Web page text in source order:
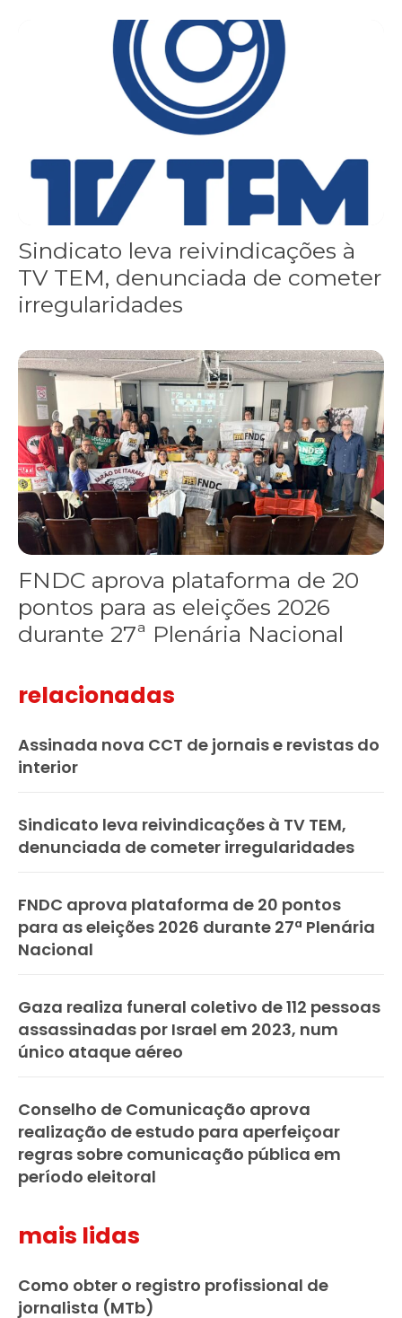
Sindicato leva reivindicações à TV TEM, denunciada de cometer
Sindicato leva reivindicações à
TV TEM, denunciada de cometer
irregularidades
FNDC aprova plataforma de 20 pontos para as eleições 2026
FNDC aprova plataforma de 20
pontos para as eleições 2026
durante 27ª Plenária Nacional
relacionadas
Assinada nova CCT de jornais e revistas do
interior
Sindicato leva reivindicações à TV TEM,
denunciada de cometer irregularidades
FNDC aprova plataforma de 20 pontos
para as eleições 2026 durante 27ª Plenária
Nacional
Gaza realiza funeral coletivo de 112 pessoas
assassinadas por Israel em 2023, num
único ataque aéreo
Conselho de Comunicação aprova
realização de estudo para aperfeiçoar
regras sobre comunicação pública em
período eleitoral
mais lidas
Como obter o registro profissional de
jornalista (MTb)